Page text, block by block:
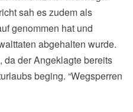
sah es zudem als
genommen hat und
abgehalten wurde.
da der Angeklagte bereits
beging. “Wegsperren